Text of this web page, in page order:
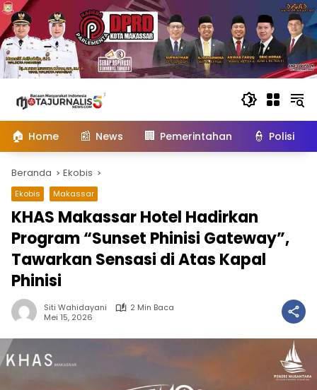
konten
🏠 Home 📰 News 🏢 Pemerintahan 👮 Polisi
Beranda Ekobis
Ekobis Makassar
KHAS Makassar Hotel Hadirkan
Program “Sunset Phinisi Gateway”,
Tawarkan Sensasi di Atas Kapal
Phinisi
Siti Wahidayani
2 Min Baca
Mei 15, 2026